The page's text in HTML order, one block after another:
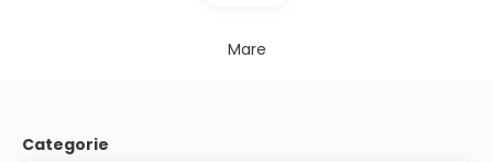
Mare
Categorie